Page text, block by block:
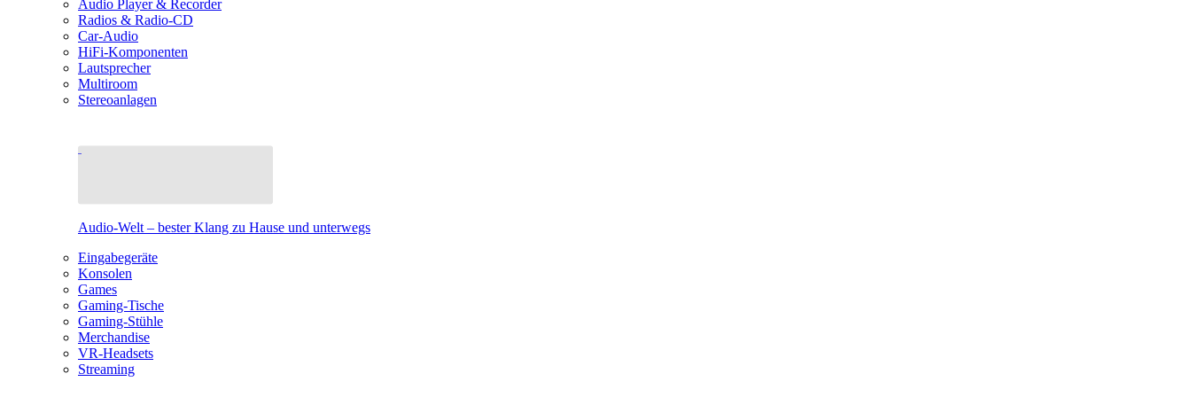
Audio Player & Recorder
Radios & Radio-CD
Car-Audio
HiFi-Komponenten
Lautsprecher
Multiroom
Stereoanlagen
Audio-Welt – bester Klang zu Hause und unterwegs
Eingabegeräte
Konsolen
Games
Gaming-Tische
Gaming-Stühle
Merchandise
VR-Headsets
Streaming